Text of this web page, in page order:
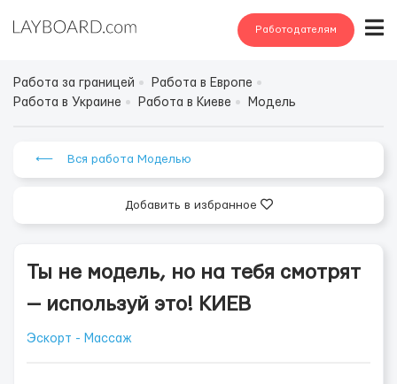
Работодателям
Работа за границей
Работа в Европе
Работа в Украине
Работа в Киеве Модель
⟵ Вся работа Моделью
Добавить в избранное
Ты не модель, но на тебя смотрят
— используй это! КИЕВ
Эскорт - Массаж